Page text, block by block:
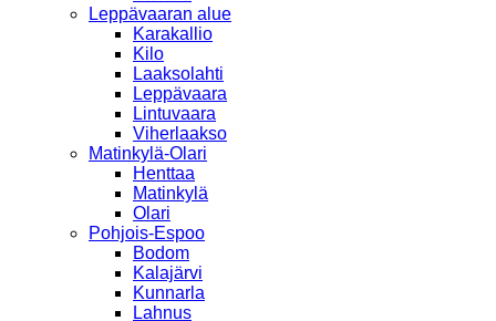
Leppävaaran alue
Karakallio
Kilo
Laaksolahti
Leppävaara
Lintuvaara
Viherlaakso
Matinkylä-Olari
Henttaa
Matinkylä
Olari
Pohjois-Espoo
Bodom
Kalajärvi
Kunnarla
Lahnus